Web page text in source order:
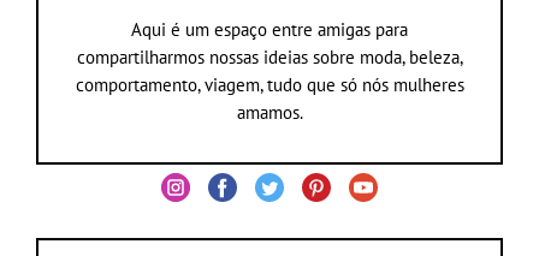
Aqui é um espaço entre amigas para
compartilharmos nossas ideias sobre moda, beleza,
comportamento, viagem, tudo que só nós mulheres
amamos.